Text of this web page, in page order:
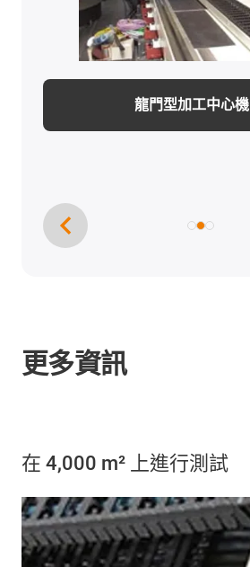
龍門型加工中心機
更多資訊
在 4,000 m² 上進行測試